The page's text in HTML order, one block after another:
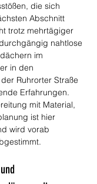
die sich
Abschnitt
trotz mehrtägiger
nahtlose
im
in den
Ruhrorter Straße
Erfahrungen.
mit Material,
ist hier
wird vorab